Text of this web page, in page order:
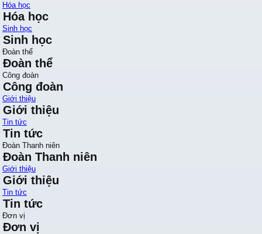
Hóa học
Hóa học
Sinh học
Sinh học
Đoàn thể
Đoàn thể
Công đoàn
Công đoàn
Giới thiệu
Giới thiệu
Tin tức
Tin tức
Đoàn Thanh niên
Đoàn Thanh niên
Giới thiệu
Giới thiệu
Tin tức
Tin tức
Đơn vị
Đơn vị